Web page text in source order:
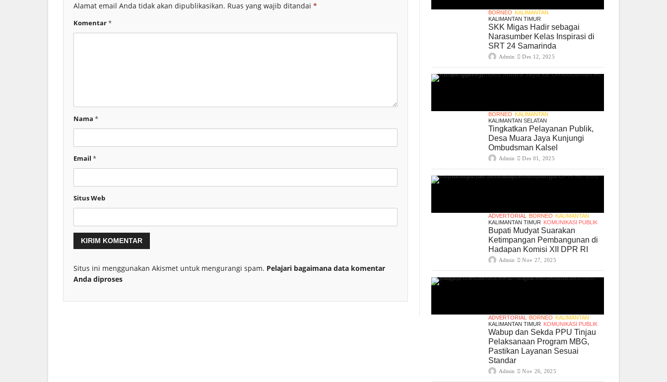
Alamat email Anda tidak akan dipublikasikan. Ruas yang wajib ditandai *
Komentar*
Nama *
Email *
Situs Web
Situs ini menggunakan Akismet untuk mengurangi spam. Pelajari bagaimana data komentar
Anda diproses
BORNEO KALIMANTAN
KALIMANTAN TIMUR
SKK Migas Hadir sebagai
Narasumber Kelas Inspirasi di
SRT 24 Samarinda
Admin Des 12, 2025
BORNEO KALIMANTAN
KALIMANTAN SELATAN
Tingkatkan Pelayanan Publik,
Desa Muara Jaya Kunjungi
Ombudsman Kalsel
Admin Des 01, 2025
ADVERTORIAL BORNEO KALIMANTAN
KALIMANTAN TIMUR KOMUNIKASI PUBLIK
Bupati Mudyat Suarakan
Ketimpangan Pembangunan di
Hadapan Komisi XII DPR RI
Admin Nov 27, 2025
ADVERTORIAL BORNEO KALIMANTAN
KALIMANTAN TIMUR KOMUNIKASI PUBLIK
Wabup dan Sekda PPU Tinjau
Pelaksanaan Program MBG,
Pastikan Layanan Sesuai
Standar
Admin Nov 26, 2025